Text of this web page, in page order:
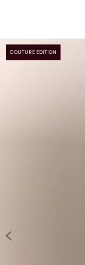
COUTURE EDITION